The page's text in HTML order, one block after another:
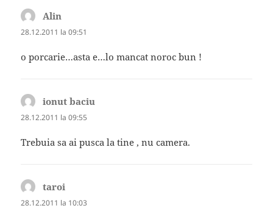
Alin
28.12.2011 la 09:51
o porcarie…asta e…lo mancat noroc bun !
ionut baciu
28.12.2011 la 09:55
Trebuia sa ai pusca la tine , nu camera.
taroi
28.12.2011 la 10:03